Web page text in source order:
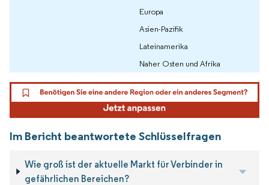
Europa
Asien-Pazifik
Lateinamerika
Naher Osten und Afrika
Im Bericht beantwortete Schlüsselfragen
Wie groß ist der aktuelle Markt für Verbinder in
gefährlichen Bereichen?